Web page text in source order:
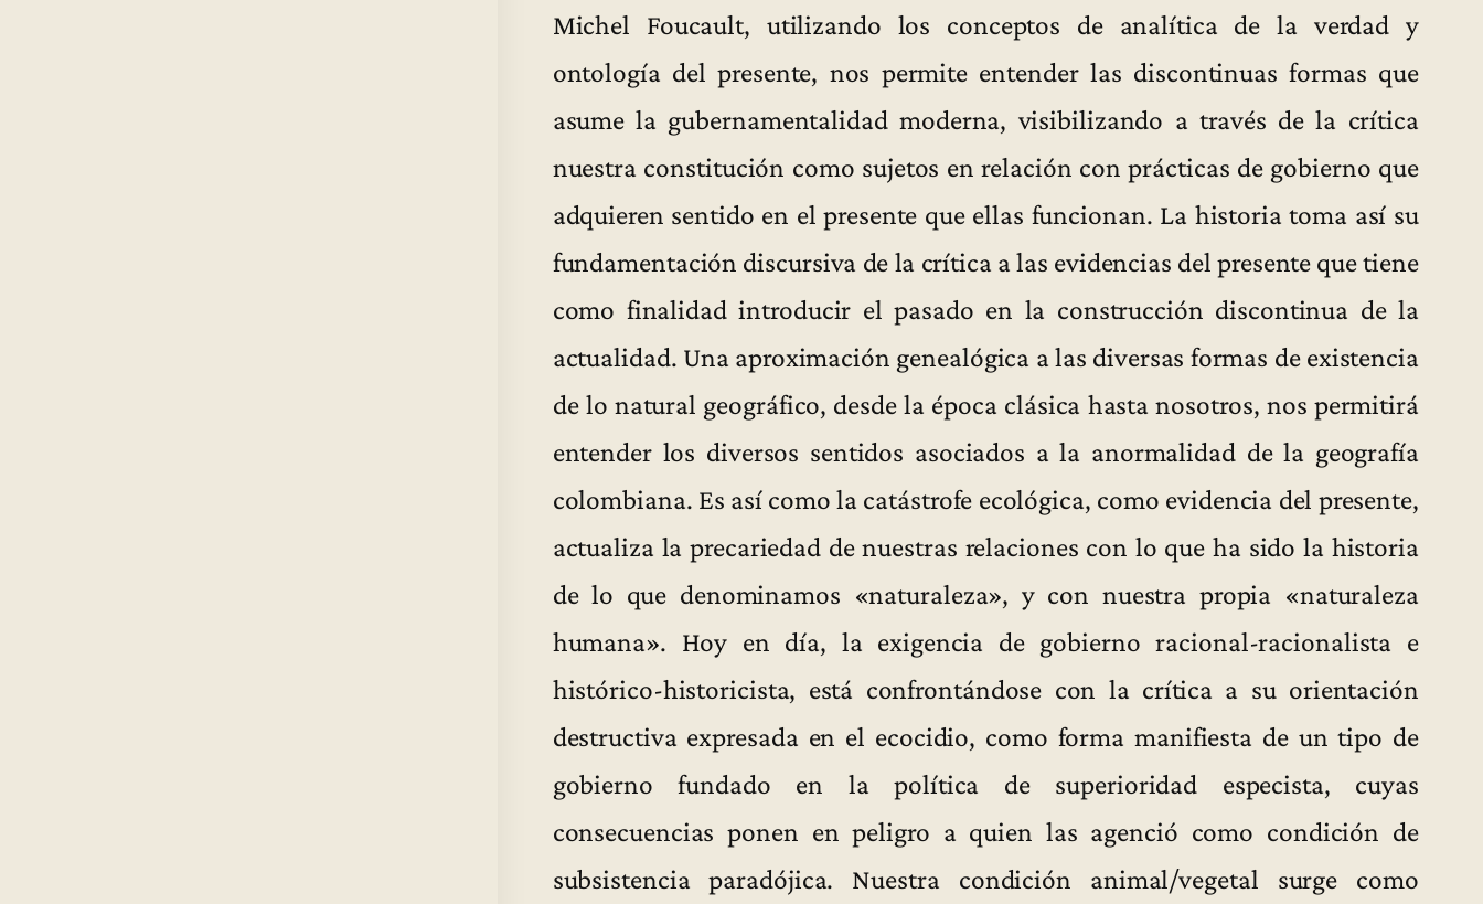
Michel Foucault, utilizando los conceptos de analítica de la verdad y
ontología del presente, nos permite entender las discontinuas formas que
asume la gubernamentalidad moderna, visibilizando a través de la crítica
nuestra constitución como sujetos en relación con prácticas de gobierno que
adquieren sentido en el presente que ellas funcionan. La historia toma así su
fundamentación discursiva de la crítica a las evidencias del presente que tiene
como finalidad introducir el pasado en la construcción discontinua de la
actualidad. Una aproximación genealógica a las diversas formas de existencia
de lo natural geográfico, desde la época clásica hasta nosotros, nos permitirá
entender los diversos sentidos asociados a la anormalidad de la geografía
colombiana. Es así como la catástrofe ecológica, como evidencia del presente,
actualiza la precariedad de nuestras relaciones con lo que ha sido la historia
de lo que denominamos «naturaleza», y con nuestra propia «naturaleza
humana». Hoy en día, la exigencia de gobierno racional-racionalista e
histórico-historicista, está confrontándose con la crítica a su orientación
destructiva expresada en el ecocidio, como forma manifiesta de un tipo de
gobierno fundado en la política de superioridad especista, cuyas
consecuencias ponen en peligro a quien las agenció como condición de
subsistencia paradójica. Nuestra condición animal/vegetal surge como